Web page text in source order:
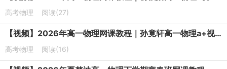
高考物理 阅读(27)
【视频】2026年高一物理网课教程｜孙竟轩高一物理a+视频教程下学期寒春班
高考物理 阅读(16)